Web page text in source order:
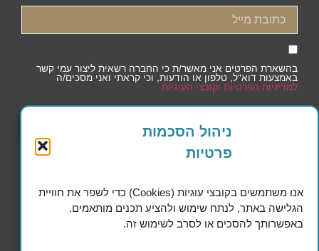
ניהול הסכמות
פרטיות
אנו משתמשים בקובצי עוגיות (Cookies) כדי לשפר את חוויית
הגלישה באתר, לנתח שימוש ולהציע תכנים מותאמים.
באפשרותך להסכים או לסרב לשימוש זה.
בהשארת הפרטים אני מאשר/ת כי החברה רשאית ליצור עמי קשר
באמצעות דוא"ל, טלפון או הודעות, וכי קראתי ואני מסכים/ה
למדיניות הפרטיות וקובצי העוגיות
Excellence in Financial Planning